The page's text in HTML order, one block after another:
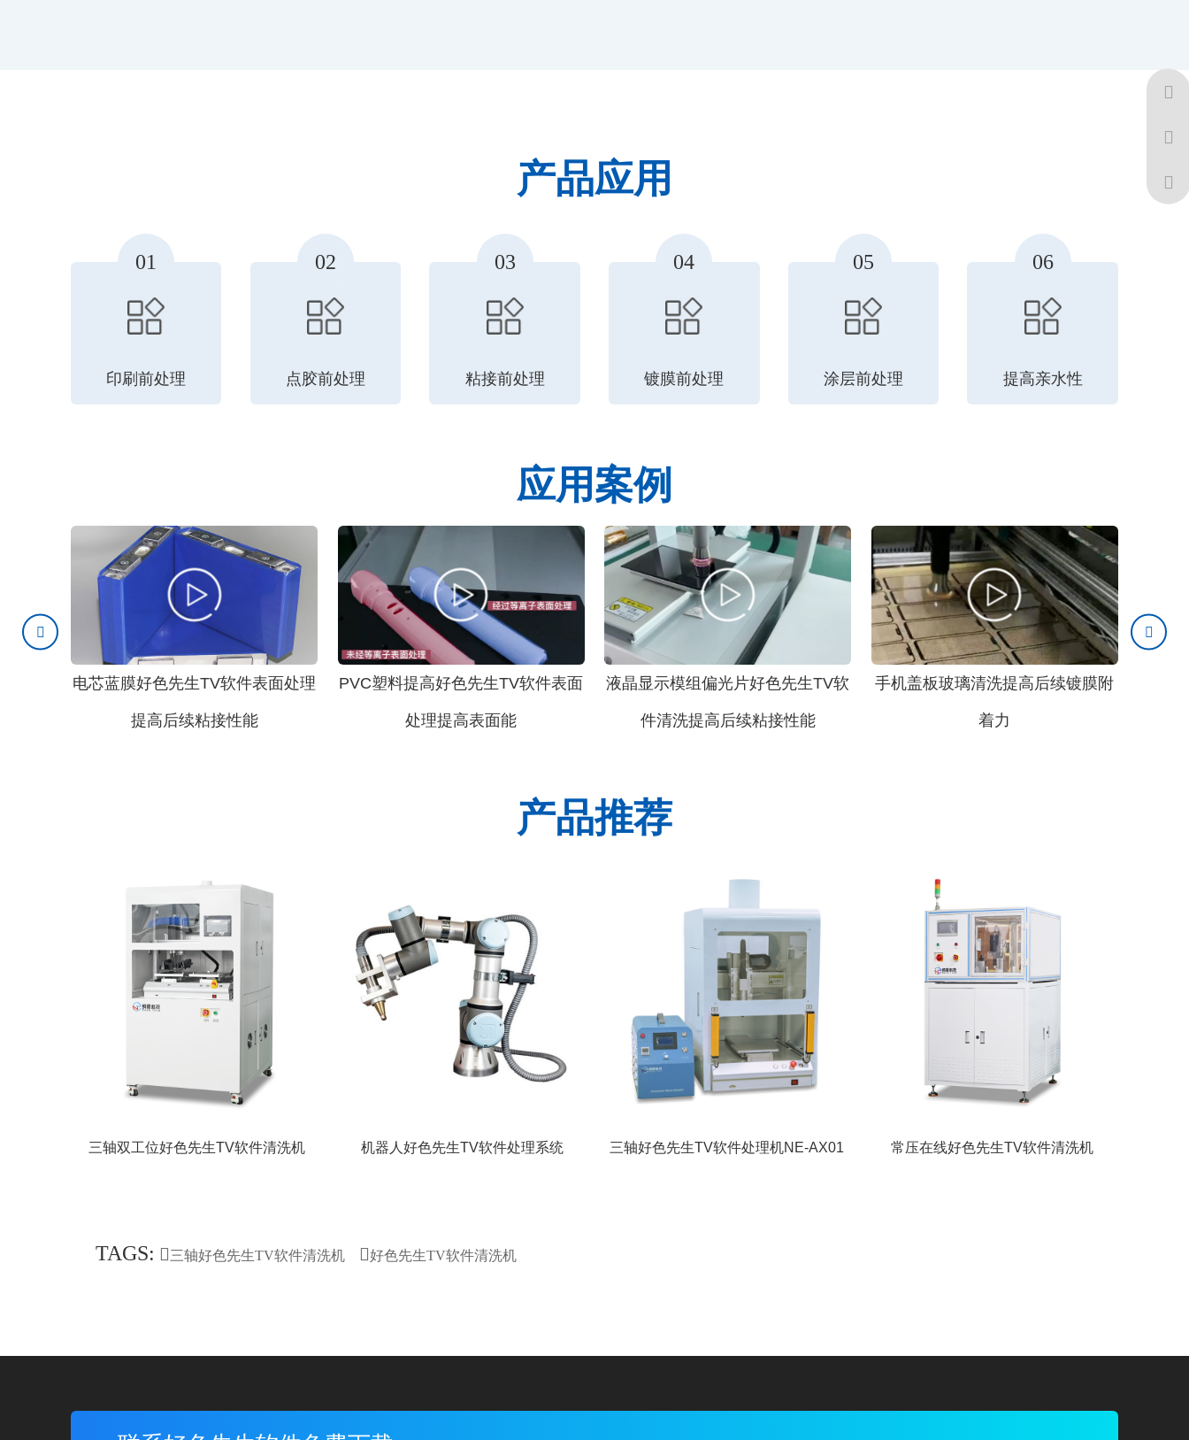
产品应用
01
印刷前处理
02
点胶前处理
03
粘接前处理
04
镀膜前处理
05
涂层前处理
06
提高亲水性
应用案例
电芯蓝膜好色先生TV软件表面处理
提高后续粘接性能
PVC塑料提高好色先生TV软件表面
处理提高表面能
液晶显示模组偏光片好色先生TV软
件清洗提高后续粘接性能
手机盖板玻璃清洗提高后续镀膜附
着力
产品推荐
三轴双工位好色先生TV软件清洗机 机器人好色先生TV软件处理系统 三轴好色先生TV软件处理机NE-AX01 常压在线好色先生TV软件清洗机
TAGS: 三轴好色先生TV软件清洗机 好色先生TV软件清洗机